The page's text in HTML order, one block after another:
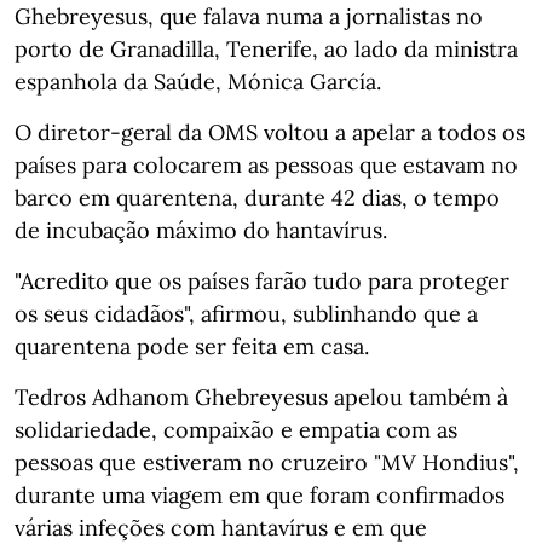
Ghebreyesus, que falava numa a jornalistas no
porto de Granadilla, Tenerife, ao lado da ministra
espanhola da Saúde, Mónica García.
O diretor-geral da OMS voltou a apelar a todos os
países para colocarem as pessoas que estavam no
barco em quarentena, durante 42 dias, o tempo
de incubação máximo do hantavírus.
"Acredito que os países farão tudo para proteger
os seus cidadãos", afirmou, sublinhando que a
quarentena pode ser feita em casa.
Tedros Adhanom Ghebreyesus apelou também à
solidariedade, compaixão e empatia com as
pessoas que estiveram no cruzeiro "MV Hondius",
durante uma viagem em que foram confirmados
várias infeções com hantavírus e em que